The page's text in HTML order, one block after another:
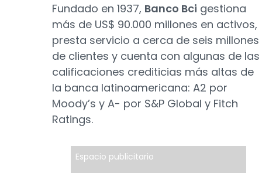
Fundado en 1937, Banco Bci gestiona
más de US$ 90.000 millones en activos,
presta servicio a cerca de seis millones
de clientes y cuenta con algunas de las
calificaciones crediticias más altas de
la banca latinoamericana: A2 por
Moody’s y A- por S&P Global y Fitch
Ratings.
Espacio publicitario